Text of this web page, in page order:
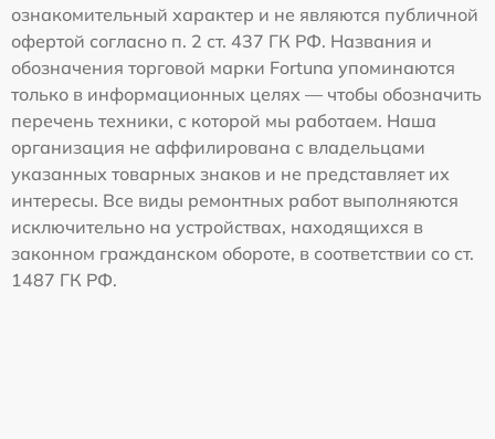
ознакомительный характер и не являются публичной
офертой согласно п. 2 ст. 437 ГК РФ. Названия и
обозначения торговой марки Fortuna упоминаются
только в информационных целях — чтобы обозначить
перечень техники, с которой мы работаем. Наша
организация не аффилирована с владельцами
указанных товарных знаков и не представляет их
интересы. Все виды ремонтных работ выполняются
исключительно на устройствах, находящихся в
законном гражданском обороте, в соответствии со ст.
1487 ГК РФ.